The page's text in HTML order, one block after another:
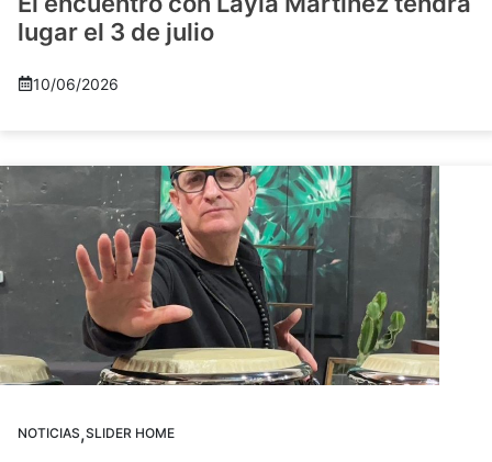
lugar el 3 de julio
10/06/2026
NOTICIAS,SLIDER HOME